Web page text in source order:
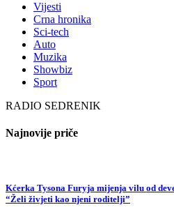
Vijesti
Crna hronika
Sci-tech
Auto
Muzika
Showbiz
Sport
RADIO SEDRENIK
Najnovije priče
Kćerka Tysona Furyja mijenja vilu od
“Želi živjeti kao njeni roditelji”